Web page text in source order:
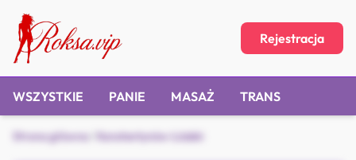
Rejestracja
WSZYSTKIE PANIE MASAŻ TRANS
Strona główna Konstantynów Łódzki